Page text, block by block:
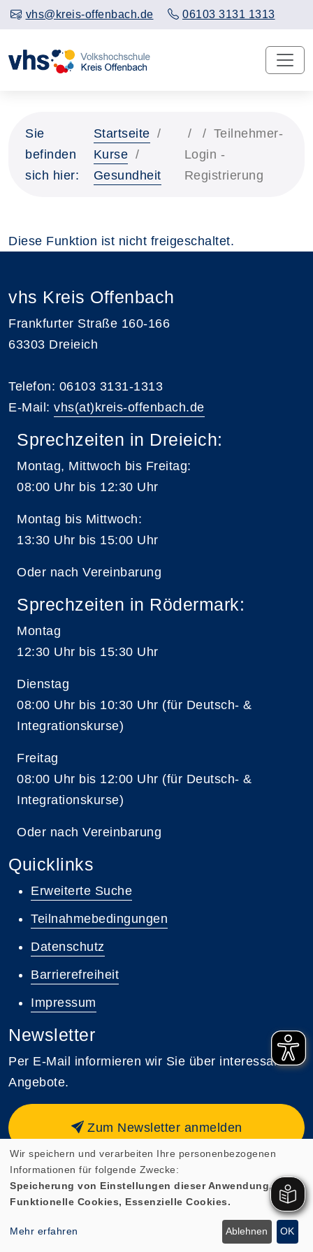
vhs@kreis-offenbach.de 06103 3131 1313
Sie
befinden
sich hier:
Startseite
Kurse
Gesundheit
Teilnehmer-
Login -
Registrierung
Diese Funktion ist nicht freigeschaltet.
vhs Kreis Offenbach
Frankfurter Straße 160-166
63303 Dreieich
Telefon: 06103 3131-1313
E-Mail: vhs(at)kreis-offenbach.de
Sprechzeiten in Dreieich:
Montag, Mittwoch bis Freitag:
08:00 Uhr bis 12:30 Uhr
Montag bis Mittwoch:
13:30 Uhr bis 15:00 Uhr
Oder nach Vereinbarung
Sprechzeiten in Rödermark:
Montag
12:30 Uhr bis 15:30 Uhr
Dienstag
08:00 Uhr bis 10:30 Uhr (für Deutsch- &
Integrationskurse)
Freitag
08:00 Uhr bis 12:00 Uhr (für Deutsch- &
Integrationskurse)
Oder nach Vereinbarung
Quicklinks
Erweiterte Suche
Teilnahmebedingungen
Datenschutz
Barrierefreiheit
Impressum
Newsletter
Per E-Mail informieren wir Sie über interessante
Angebote.
Zum Newsletter anmelden
Cookie Einstellungen
Wir speichern und verarbeiten Ihre personenbezogenen
Informationen für folgende Zwecke:
Speicherung von Einstellungen dieser Anwendung,
Funktionelle Cookies, Essenzielle Cookies.
Mehr erfahren Ablehnen OK